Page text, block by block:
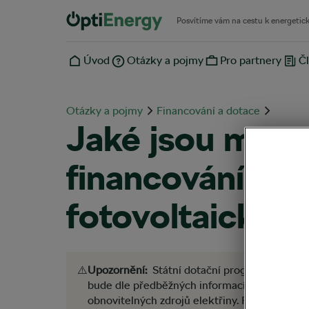
Posvítíme vám na cestu k
Úvod Otázky a pojmy Pro partnery
Otázky a pojmy Financování a dotace
Jaké jsou
financování
⚠️Upozornění:Státní dotační program Nová
bude dle předběžných informací poskytovat
obnovitelných zdrojů elektřiny. Finální